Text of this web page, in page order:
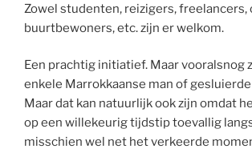
Zowel studenten, reizigers, freelancers,
buurtbewoners, etc. zijn er welkom.
Een prachtig initiatief. Maar vooralsnog
enkele Marrokkaanse man of
Maar dat kan natuurlijk ook zijn omdat
op een willekeurig tijdstip toevallig
misschien wel net het verkeerde